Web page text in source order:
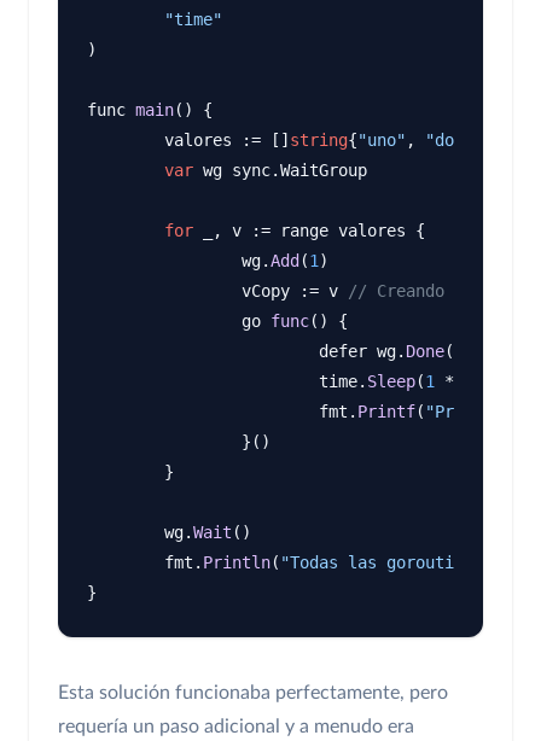
"time"
)
func main() {
	valores := []
string{"uno" , "dos"
var wg sync.WaitGroup
for _, v := range valores {
		wg.
Add (1 )
		vCopy := v
// Creando una
		go
func() {
			defer wg.
Done()
			time.
Sleep(1
*
			fmt.
Printf(
	wg.
Wait ()
	fmt.
Println( "Todas las goroutines han
Esta solución funcionaba perfectamente, pero
requería un paso adicional y a menudo era